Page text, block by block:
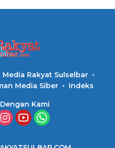
Media Rakyat Sulselbar
Media Siber Indeks
Kami